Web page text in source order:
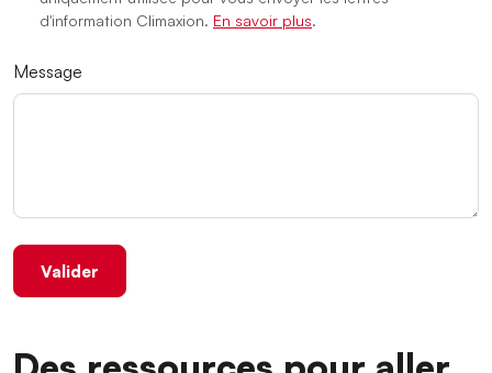
d'information Climaxion. En savoir plus.
Message